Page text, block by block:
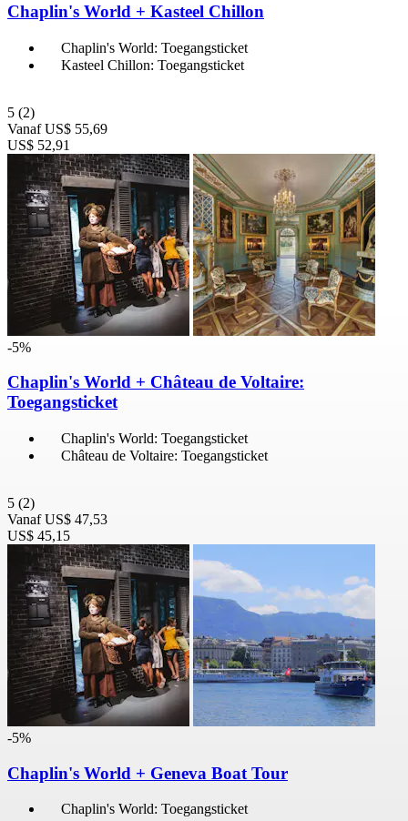
Chaplin's World + Kasteel Chillon
Chaplin's World: Toegangsticket
Kasteel Chillon: Toegangsticket
5 (2)
Vanaf US$ 55,69
US$ 52,91
-5%
Chaplin's World + Château de Voltaire:
Toegangsticket
Chaplin's World: Toegangsticket
Château de Voltaire: Toegangsticket
5 (2)
Vanaf US$ 47,53
US$ 45,15
-5%
Chaplin's World + Geneva Boat Tour
Chaplin's World: Toegangsticket